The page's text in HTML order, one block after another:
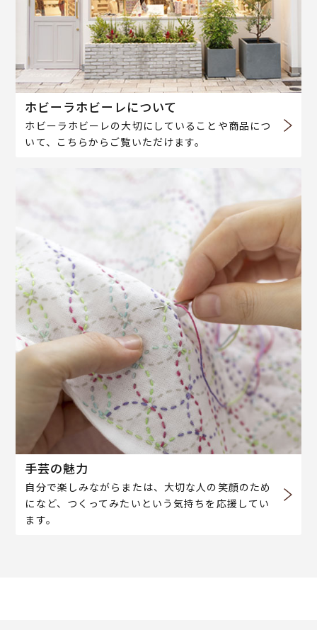
ホビーラホビーレについて
ホビーラホビーレの大切にしていることや商品につ
いて、こちらからご覧いただけます。
手芸の魅力
自分で楽しみながらまたは、大切な人の笑顔のため
になど、つくってみたいという気持ちを応援してい
ます。